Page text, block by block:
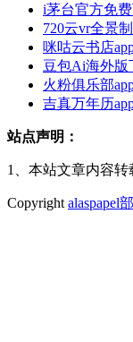
i茅台官方免
720云vr全景
咪咕云书店
豆包Ai海外版
火粉俱乐部
吉真万年历
站点声明：
1、本站文章内容转
Copyright alaspapel